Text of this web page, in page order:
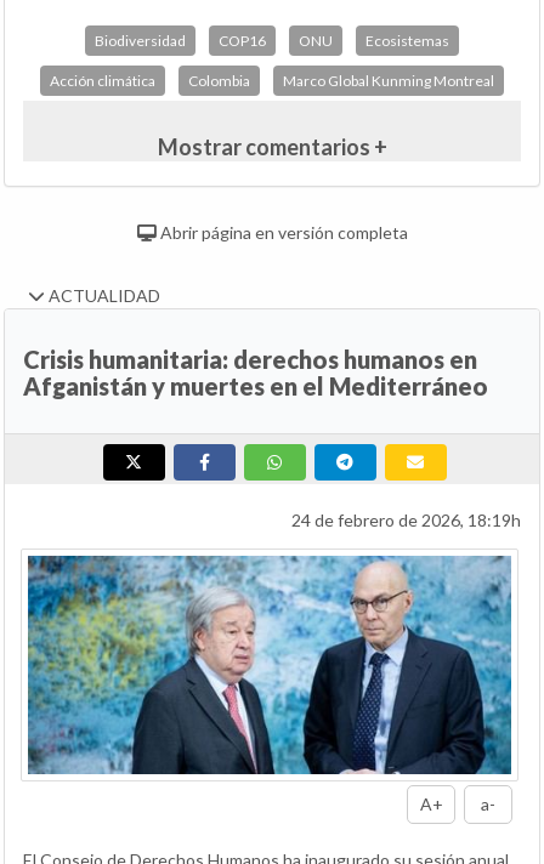
Biodiversidad COP16 ONU Ecosistemas
Acción climática Colombia Marco Global Kunming Montreal
Mostrar comentarios +
Abrir página en versión completa
ACTUALIDAD
Crisis humanitaria: derechos humanos en
Afganistán y muertes en el Mediterráneo
24 de febrero de 2026, 18:19h
A+ a-